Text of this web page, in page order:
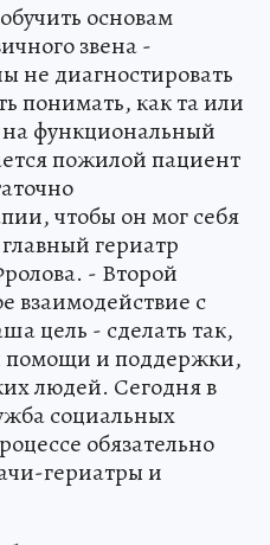
основам
звена -
не диагностировать
понимать, как та или
на функциональный
пожилой пациент
чтобы он мог себя
гериатр
- Второй
взаимодействие с
цель - сделать так,
помощи и поддержки,
людей. Сегодня в
социальных
обязательно
гериатры и